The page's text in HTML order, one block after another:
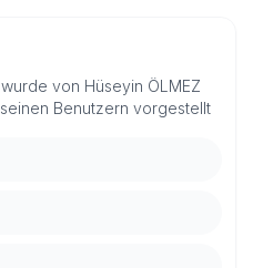
von Hüseyin ÖLMEZ
Benutzern vorgestellt